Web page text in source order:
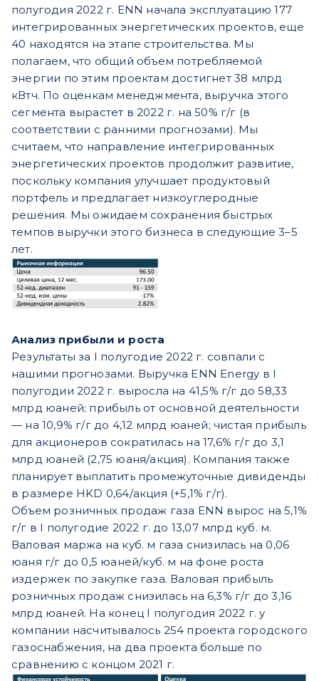
полугодия 2022 г. ENN начала эксплуатацию 177
интегрированных энергетических проектов, еще
40 находятся на этапе строительства. Мы
полагаем, что общий объем потребляемой
энергии по этим проектам достигнет 38 млрд
кВтч. По оценкам менеджмента, выручка этого
сегмента вырастет в 2022 г. на 50% г/г (в
соответствии с ранними прогнозами). Мы
считаем, что направление интегрированных
энергетических проектов продолжит развитие,
поскольку компания улучшает продуктовый
портфель и предлагает низкоуглеродные
решения. Мы ожидаем сохранения быстрых
темпов выручки этого бизнеса в следующие 3–5
лет.
Анализ прибыли и роста
Результаты за I полугодие 2022 г. совпали с
нашими прогнозами. Выручка ENN Energy в I
полугодии 2022 г. выросла на 41,5% г/г до 58,33
млрд юаней; прибыль от основной деятельности
— на 10,9% г/г до 4,12 млрд юаней; чистая прибыль
для акционеров сократилась на 17,6% г/г до 3,1
млрд юаней (2,75 юаня/акция). Компания также
планирует выплатить промежуточные дивиденды
в размере HKD 0,64/акция (+5,1% г/г).
Объем розничных продаж газа ENN вырос на 5,1%
г/г в I полугодие 2022 г. до 13,07 млрд куб. м.
Валовая маржа на куб. м газа снизилась на 0,06
юаня г/г до 0,5 юаней/куб. м на фоне роста
издержек по закупке газа. Валовая прибыль
розничных продаж снизилась на 6,3% г/г до 3,16
млрд юаней. На конец I полугодия 2022 г. у
компании насчитывалось 254 проекта городского
газоснабжения, на два проекта больше по
сравнению с концом 2021 г.